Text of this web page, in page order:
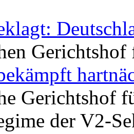
Gerichtshof
der V2-